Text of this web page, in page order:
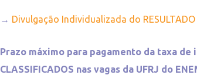
→ Divulgação Individualizada do RESULTADO
Prazo máximo para pagamento da taxa de
CLASSIFICADOS nas vagas da UFRJ do